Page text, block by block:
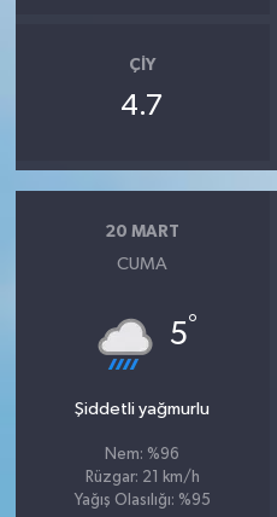
ÇIY
4.7
20 MART
CUMA
5°
Şiddetli yağmurlu
Nem: %96
Rüzgar: 21 km/h
Yağış Olasılığı: %95